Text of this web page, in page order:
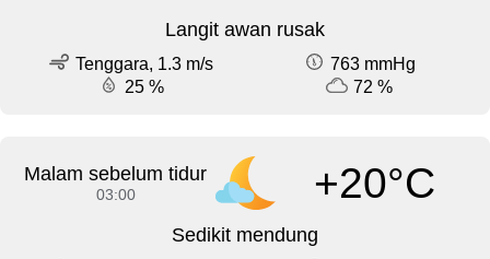
Langit awan rusak
Tenggara, 1.3 m/s
763 mmHg
25 %
72 %
Malam sebelum tidur
03:00 +20°C
Sedikit mendung